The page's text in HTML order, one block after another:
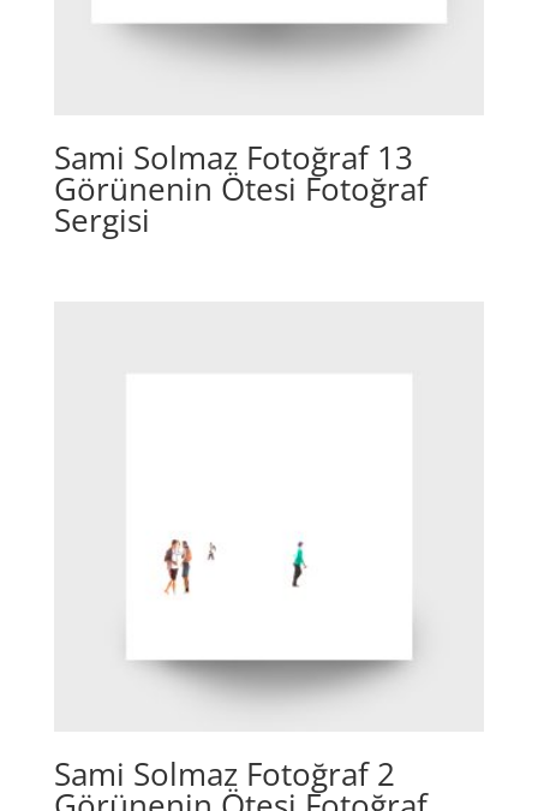
Sami Solmaz Fotoğraf 13
Görünenin Ötesi Fotoğraf
Sergisi
Sami Solmaz Fotoğraf 2